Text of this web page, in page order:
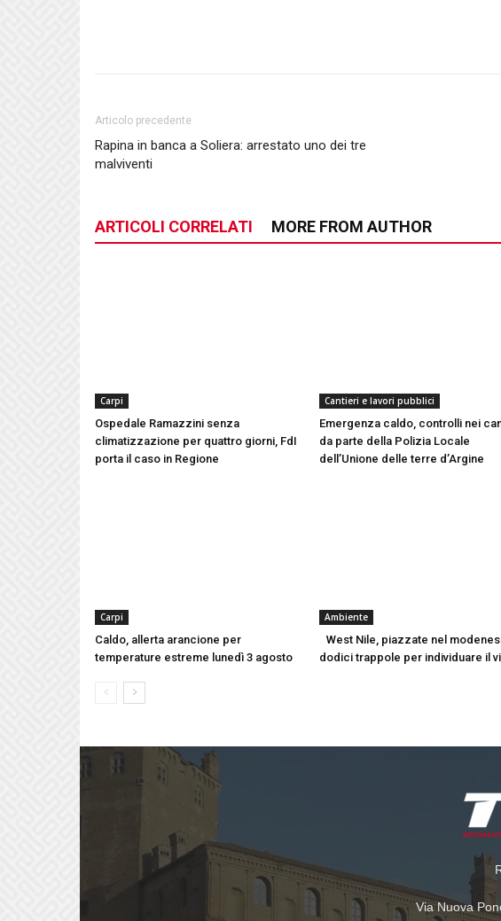
Articolo precedente
Rapina in banca a Soliera: arrestato uno dei tre
malviventi
ARTICOLI CORRELATI MORE FROM AUTHOR
Carpi
Ospedale Ramazzini senza
climatizzazione per quattro giorni, FdI
porta il caso in Regione
Cantieri e lavori pubblici
Emergenza caldo, controlli nei
da parte della Polizia Locale
dell’Unione delle terre d’Argine
Carpi
Caldo, allerta arancione per
temperature estreme lunedì 3 agosto
Ambiente
West Nile, piazzate nel
dodici trappole per individuare il
Via Nuova